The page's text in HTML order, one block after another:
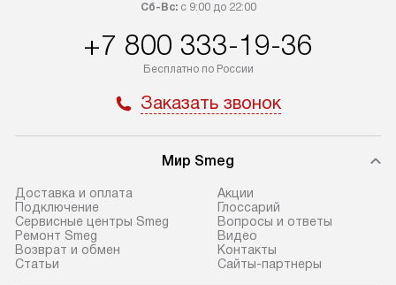
Сб-Вс:с 9:00 до 22:00
+7 800 333-19-36
Бесплатно по России
Заказать звонок
Мир Smeg
Доставка и оплата
Подключение
Сервисные центры Smeg
Ремонт Smeg
Возврат и обмен
Статьи
Акции
Глоссарий
Вопросы и ответы
Видео
Контакты
Сайты-партнеры